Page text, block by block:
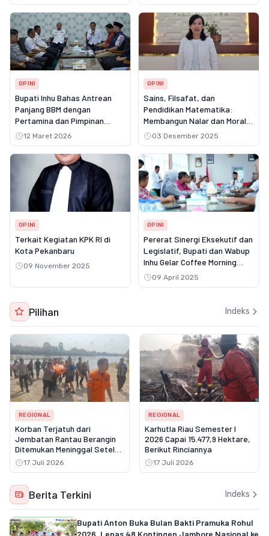
OPINI
Bupati Inhu Bahas Antrean
Panjang BBM dengan
Pertamina dan Pimpinan
SPBU, Usulkan Penambahan
Kuota Subsidi
12 Maret 2026
OPINI
Sains, Filsafat, dan
Pendidikan Matematika:
Membangun Nalar dan Moral
Generasi Muda
03 Desember 2025
OPINI
Terkait Kegiatan KPK RI di
Kota Pekanbaru
09 November 2025
OPINI
Pererat Sinergi Eksekutif dan
Legislatif, Bupati dan Wabup
Inhu Gelar Coffee Morning
Bersama Pimpinan DPRD
09 April 2025
Pilihan Indeks
REGIONAL
Korban Terjatuh dari
Jembatan Rantau Berangin
Ditemukan Meninggal Setelah
Tiga Hari Pencarian
17 Juli 2026
REGIONAL
Karhutla Riau Semester I
2026 Capai 15.477,9 Hektare,
Berikut Rinciannya
17 Juli 2026
Berita Terkini Indeks
Bupati Anton Buka Bulan Bakti Pramuka Rohul